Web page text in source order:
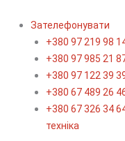
Зателефонувати
+380 97 219 98
+380 97 985 21
+380 97 122 39
+380 67 489 26
+380 67 326 34
техніка